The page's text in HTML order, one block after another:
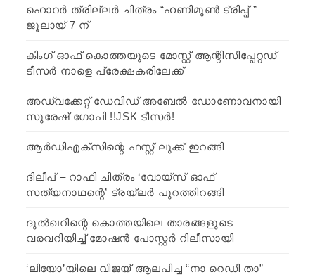
ഹൊറർ ത്രില്ലർ ചിത്രം “ഹണിമൂൺ ട്രിപ്പ് ”
ജൂലായ് 7 ന്
കിംഗ് ഓഫ് കൊത്തയുടെ മോസ്റ്റ് ആന്റിസിപ്പേറ്റഡ്
ടീസർ നാളെ പ്രേക്ഷകരിലേക്ക്
അഡ്വക്കേറ്റ് ഡേവിഡ് അബേൽ ഡോണോവനായി
സുരേഷ് ഗോപി !!JSK ടീസർ!
ആർഡിഎക്സിന്റെ ഫസ്റ്റ് ലുക്ക്‌ ഇറങ്ങി
ദിലീപ് – റാഫി ചിത്രം ‘വോയ്‌സ് ഓഫ്
സത്യനാഥന്റെ’ ട്രയ്ലർ പുറത്തിറങ്ങി
ദുൽഖറിന്റെ കൊത്തയിലെ താരങ്ങളുടെ
വരവറിയിച്ച് മോഷൻ പോസ്റ്റർ റിലീസായി
‘ലിയോ’യിലെ വിജയ് ആലപിച്ച “നാ റെഡി താ”